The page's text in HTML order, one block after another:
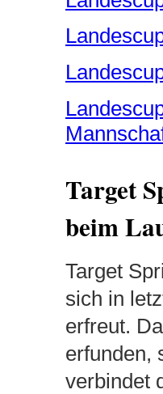
Target
beim
Target
sich in
erfreut.
erfunden,
verbindet